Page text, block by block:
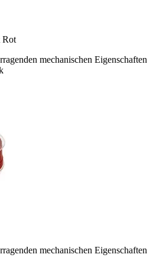
Rot
mechanischen Eigenschaften
mechanischen Eigenschaften